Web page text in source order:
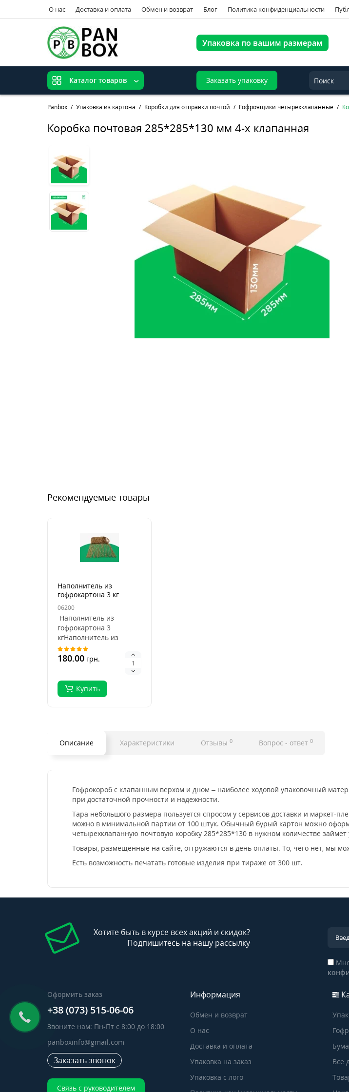
О нас Доставка и оплата Обмен и возврат Блог Политика конфиденциальности
Упаковка по вашим размерам
Каталог товаров Заказать упаковку
Panbox Упаковка из картона Коробки для отправки почтой Гофроящики четырехклапанные
Коробка почтовая 285*285*130 мм 4-х клапанная
Рекомендуемые товары
Наполнитель из
гофрокартона 3 кг
06200
Наполнитель из
гофрокартона 3
кгНаполнитель из
гофрокартона — это
практичное и
экологичное реш..
180.00 грн.
Купить
Описание Характеристики Отзывы 0 Вопрос - ответ 0
Гофрокороб с клапанным верхом и дном – наиболее ходовой упаковочный
при достаточной прочности и надежности.
Тара небольшого размера пользуется спросом у сервисов доставки и маркет-
можно в минимальной партии от 100 штук. Обычный бурый картон можно
четырехклапанную почтовую коробку 285*285*130 в нужном количестве займет
Товары, размещенные на сайте, отгружаются в день оплаты. То, чего нет, мы
Есть возможность печатать готовые изделия при тираже от 300 шт.
Хотите быть в курсе всех акций и скидок?
Подпишитесь на нашу рассылку
Оформить заказ
+38 (073) 515-06-06
Звоните нам: Пн-Пт с 8:00 до 18:00
panboxinfo@gmail.com
Заказать звонок
Связь с руководителем
Информация
Обмен и возврат
О нас
Доставка и оплата
Упаковка на заказ
Упаковка с лого
Все